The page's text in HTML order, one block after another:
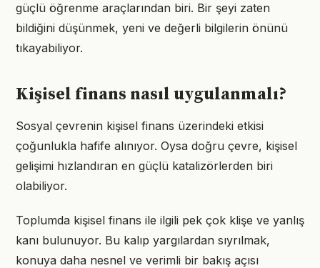
güçlü öğrenme araçlarından biri. Bir şeyi zaten
bildiğini düşünmek, yeni ve değerli bilgilerin önünü
tıkayabiliyor.
Kişisel finans nasıl uygulanmalı?
Sosyal çevrenin kişisel finans üzerindeki etkisi
çoğunlukla hafife alınıyor. Oysa doğru çevre, kişisel
gelişimi hızlandıran en güçlü katalizörlerden biri
olabiliyor.
Toplumda kişisel finans ile ilgili pek çok klişe ve yanlış
kanı bulunuyor. Bu kalıp yargılardan sıyrılmak,
konuya daha nesnel ve verimli bir bakış açısı